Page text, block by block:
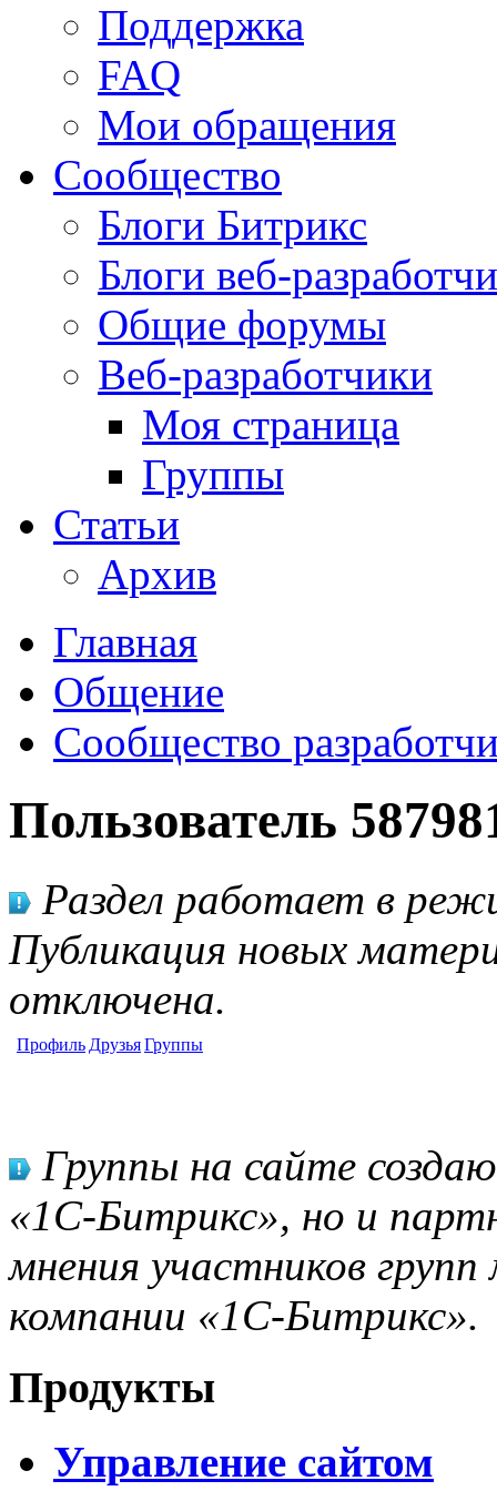
Поддержка
FAQ
Мои обращения
Сообщество
Блоги Битрикс
Блоги веб-
Общие форумы
Веб-разработчики
Моя страница
Группы
Статьи
Архив
Главная
Общение
Сообщество
Пользователь
Раздел работает в
Публикация новых
отключена.
Профиль ДрузьяГруппы
Группы на сайте
«1С-Битрикс», но и
мнения участников
компании «1С-Битрикс».
Продукты
Управление сайтом